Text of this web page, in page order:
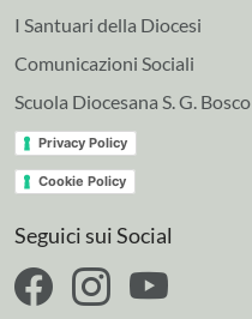
I Santuari della Diocesi
Comunicazioni Sociali
Scuola Diocesana S. G. Bosco
Privacy Policy
Cookie Policy
Seguici sui Social